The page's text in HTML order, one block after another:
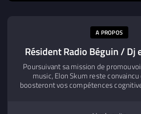
A PROPOS
Résident Radio Béguin / Dj
Poursuivant sa mission de
music, Elon Skum reste
boosteront vos compétences